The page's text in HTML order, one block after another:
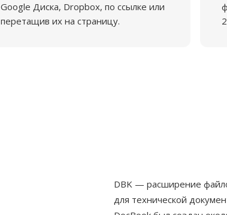
Google Диска, Dropbox, по ссылке или
перетащив их на страницу.
DBK — расширение
для технической